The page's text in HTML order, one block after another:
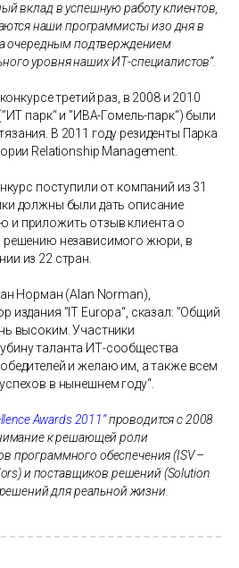
вклад в успешную работу клиентов,
наши программисты изо дня в
очередным подтверждением
уровня наших ИТ-специалистов“.
третий раз, в 2008 и 2010
парк“ и ”ИВА-Гомель-парк“) были
В 2011 году резиденты Парка
Relationship Management.
поступили от компаний из 31
должны были дать описание
и приложить отзыв клиента о
решению независимого жюри, в
из 22 стран.
Норман (Alan Norman),
издания ”IT Europa“, сказал: ”Общий
высоким. Участники
таланта ИТ-сообщества
и желаю им, а также всем
в нынешнем году“.
Awards 2011“проводится с 2008
к решающей роли
программного обеспечения (ISV –
и поставщиков решений (Solution
для реальной жизни.